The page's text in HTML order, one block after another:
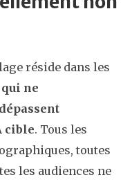
réside dans les
ne
cible. Tous les
toutes
les audiences ne